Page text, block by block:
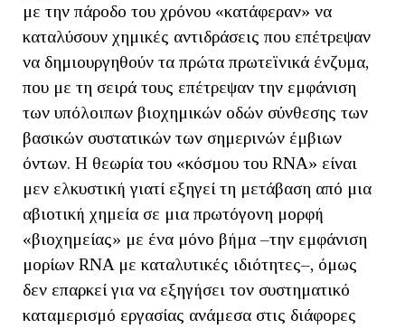
με την πάροδο του χρόνου «κατάφεραν» να
καταλύσουν χημικές αντιδράσεις που επέτρεψαν
να δημιουργηθούν τα πρώτα πρωτεϊνικά ένζυμα,
που με τη σειρά τους επέτρεψαν την εμφάνιση
των υπόλοιπων βιοχημικών οδών σύνθεσης των
βασικών συστατικών των σημερινών έμβιων
όντων. Η θεωρία του «κόσμου του RNA» είναι
μεν ελκυστική γιατί εξηγεί τη μετάβαση από μια
αβιοτική χημεία σε μια πρωτόγονη μορφή
«βιοχημείας» με ένα μόνο βήμα –την εμφάνιση
μορίων RNA με καταλυτικές ιδιότητες–, όμως
δεν επαρκεί για να εξηγήσει τον συστηματικό
καταμερισμό εργασίας ανάμεσα στις διάφορες